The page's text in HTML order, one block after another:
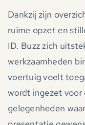
Dankzij zijn
ruime opzet en
ID. Buzz zich
werkzaamheden
voertuig voelt
wordt ingezet
gelegenheden